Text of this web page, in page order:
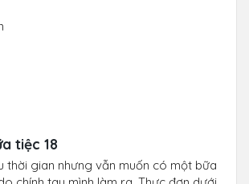
tiệc 18
thời gian nhưng vẫn muốn có một bữa